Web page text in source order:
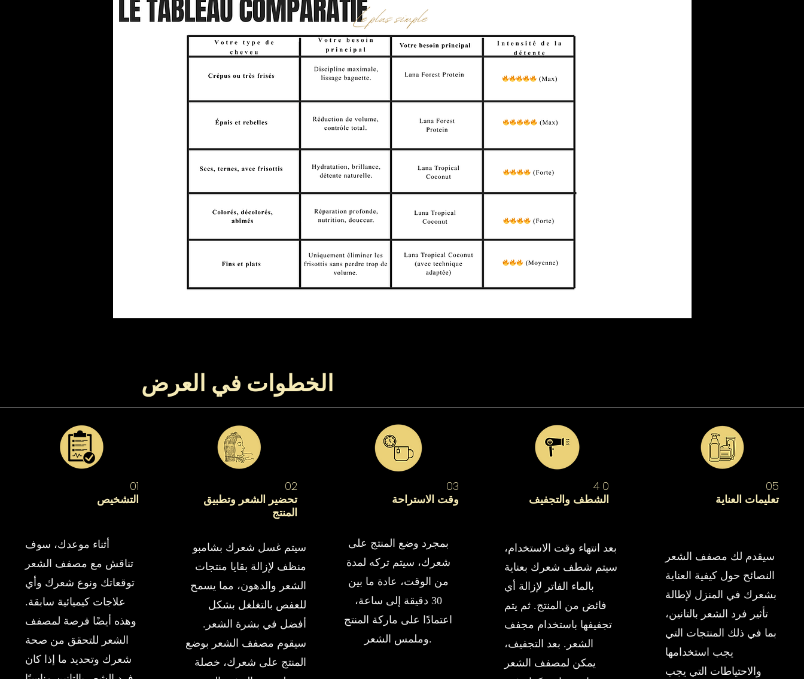
الخطوات في العرض
01
التشخيص
أثناء موعدك، سوف
تناقش مع مصفف الشعر
توقعاتك ونوع شعرك وأي
علاجات كيميائية سابقة.
وهذه أيضًا فرصة لمصفف
الشعر للتحقق من صحة
شعرك وتحديد ما إذا كان
02
تحضير الشعر وتطبيق
المنتج
سيتم غسل شعرك بشامبو
منظف لإزالة بقايا منتجات
الشعر والدهون، مما يسمح
للعفص بالتغلغل بشكل
أفضل في بشرة الشعر.
سيقوم مصفف الشعر بوضع
المنتج على شعرك، خصلة
03
وقت الاستراحة
بمجرد وضع المنتج على
شعرك، سيتم تركه لمدة
من الوقت، عادة ما بين
30 دقيقة إلى ساعة،
اعتمادًا على ماركة المنتج
وملمس الشعر.
0
4
الشطف والتجفيف
بعد انتهاء وقت الاستخدام،
سيتم شطف شعرك بعناية
بالماء الفاتر لإزالة أي
فائض من المنتج. ثم يتم
تجفيفها باستخدام مجفف
الشعر. بعد التجفيف،
يمكن لمصفف الشعر
05
تعليمات العناية
سيقدم لك مصفف الشعر
النصائح حول كيفية العناية
بشعرك في المنزل لإطالة
تأثير فرد الشعر بالتانين،
بما في ذلك المنتجات التي
يجب استخدامها
والاحتياطات التي يجب